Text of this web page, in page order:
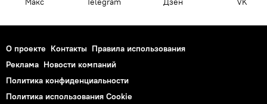
О проекте Контакты Правила использования
Реклама Новости компаний
Политика конфиденциальности
Политика использования Cookie